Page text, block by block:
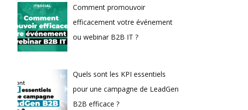
Comment promouvoir
efficacement votre événement
ou webinar B2B IT ?
Quels sont les KPI essentiels
pour une campagne de LeadGen
B2B efficace ?